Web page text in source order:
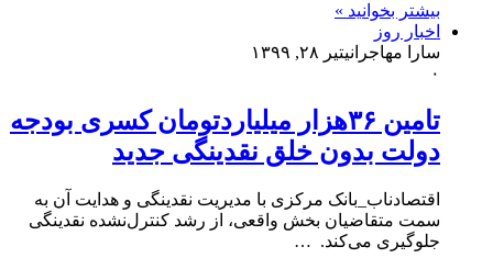
بیشتر بخوانید »
اخبار روز
سارا مهاجرانیتیر ۲۸, ۱۳۹۹
۰
تامین ۳۶هزار میلیاردتومان کسری بودجه
دولت بدون خلق نقدینگی جدید
اقتصادناب_بانک مرکزی با مدیریت نقدینگی و هدایت آن به
سمت متقاضیان بخش واقعی، از رشد کنترل‌نشده نقدینگی
جلوگیری می‌کند. …